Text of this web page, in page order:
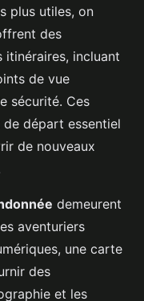
plus utiles, on
des
incluant
de vue
sécurité. Ces
départ essentiel
de nouveaux
demeurent
aventuriers
une carte
des
et les